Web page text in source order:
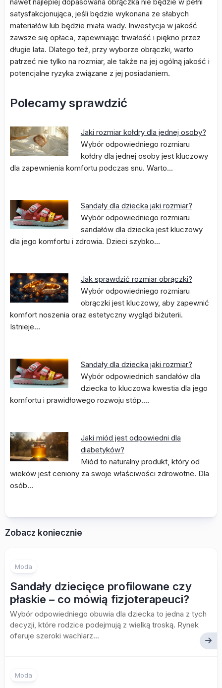
satysfakcjonująca, jeśli będzie wykonana ze słabych
materiałów lub będzie miała wady. Inwestycja w jakość
zawsze się opłaca, zapewniając trwałość i piękno przez
długie lata. Dlatego też, przy wyborze obrączki, warto
patrzeć nie tylko na rozmiar, ale także na jej ogólną jakość i
potencjalne ryzyka związane z jej posiadaniem.
Polecamy sprawdzić
Jaki rozmiar kołdry dla jednej osoby?
Wybór odpowiedniego rozmiaru
kołdry dla jednej osoby jest kluczowy
dla zapewnienia komfortu podczas snu. Warto…
Sandały dla dziecka jaki rozmiar?
Wybór odpowiedniego rozmiaru
sandałów dla dziecka jest kluczowy
dla jego komfortu i zdrowia. Dzieci szybko…
Jak sprawdzić rozmiar obrączki?
Wybór odpowiedniego rozmiaru
obrączki jest kluczowy, aby zapewnić
komfort noszenia oraz estetyczny wygląd biżuterii.
Istnieje…
Sandały dla dziecka jaki rozmiar?
Wybór odpowiednich sandałów dla
dziecka to kluczowa kwestia dla jego
komfortu i prawidłowego rozwoju stóp.…
Jaki miód jest odpowiedni dla
diabetyków?
Miód to naturalny produkt, który od
wieków jest ceniony za swoje właściwości zdrowotne. Dla
osób…
Zobacz koniecznie
Moda
Sandały dziecięce profilowane czy
płaskie – co mówią fizjoterapeuci?
Wybór odpowiedniego obuwia dla dziecka to jedna z tych
decyzji, które rodzice podejmują z wielką troską. Rynek
oferuje szeroki wachlarz...
Moda